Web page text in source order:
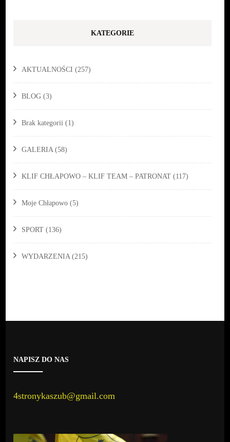
KATEGORIE
AKTUALNOŚCI (257)
BLOG (3)
Brak kategorii (1)
GALERIA (58)
KLIF CHŁAPOWO – KLIF TEAM – PATRONAT (117)
Moje Chłapowo (5)
SPORT (136)
WYDARZENIA (215)
NAPISZ DO NAS
4stronykaszub@gmail.com